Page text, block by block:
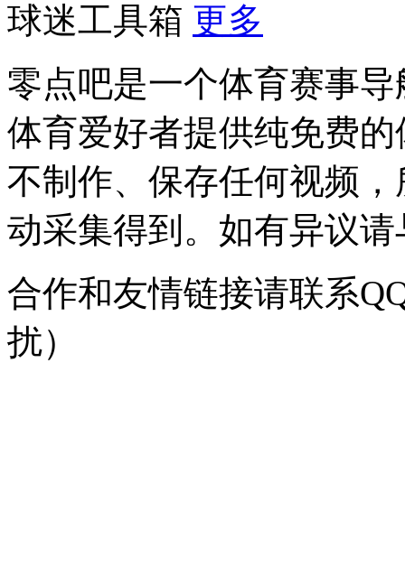
球迷工具箱 更多
零点吧是一个体育赛事
体育爱好者提供纯免费
不制作、保存任何视频
动采集得到。如有异议
合作和友情链接请联系
扰）